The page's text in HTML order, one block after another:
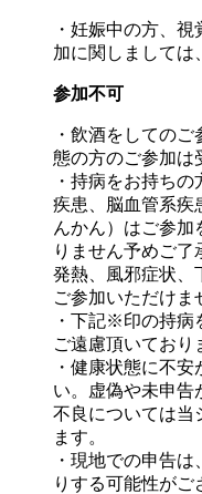
・妊娠中の方、
加に関しましては
参加不可
・飲酒をしての
態の方のご参加は
・持病をお持ち
疾患、脳血管系疾
んかん）はご参加
りません予めご了
発熱、風邪症状、
ご参加いただけま
・下記※印の持病
ご遠慮頂いており
・健康状態に不
い。虚偽や未申告
不良については当
ます。
・現地での申告
りする可能性がご